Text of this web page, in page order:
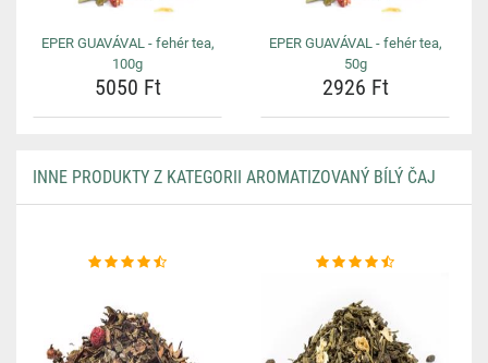
EPER GUAVÁVAL - fehér tea,
100g
5050 Ft
EPER GUAVÁVAL - fehér tea,
50g
2926 Ft
INNE PRODUKTY Z KATEGORII AROMATIZOVANÝ BÍLÝ ČAJ